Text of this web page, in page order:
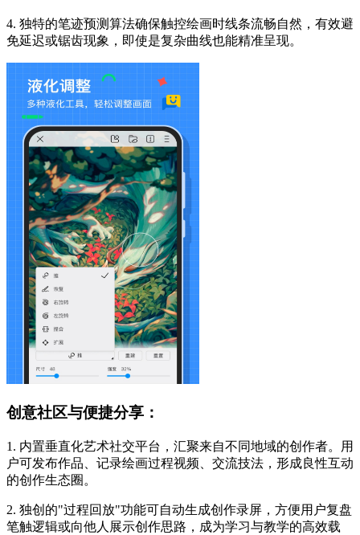
4. 独特的笔迹预测算法确保触控绘画时线条流畅自然，有效避
免延迟或锯齿现象，即使是复杂曲线也能精准呈现。
创意社区与便捷分享：
1. 内置垂直化艺术社交平台，汇聚来自不同地域的创作者。用
户可发布作品、记录绘画过程视频、交流技法，形成良性互动
的创作生态圈。
2. 独创的"过程回放"功能可自动生成创作录屏，方便用户复盘
笔触逻辑或向他人展示创作思路，成为学习与教学的高效载